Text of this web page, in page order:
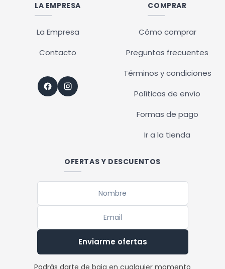
LA EMPRESA
La Empresa
Contacto
COMPRAR
Cómo comprar
Preguntas frecuentes
Términos y condiciones
Políticas de envío
Formas de pago
Ir a la tienda
OFERTAS Y DESCUENTOS
Enviarme ofertas